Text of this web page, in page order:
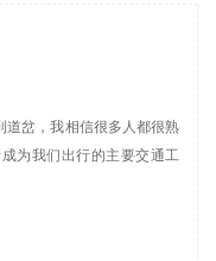
，我相信很多人都很熟
为我们出行的主要交通工